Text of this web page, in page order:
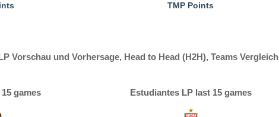
TMP Points
Vorschau und Vorhersage, Head to Head (H2H), Teams Vergleich
games Estudiantes LP last 15 games